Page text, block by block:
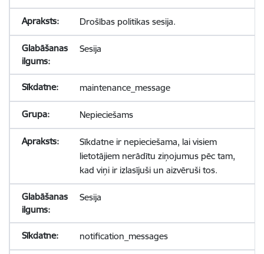
Drošības politikas sesija.
Sesija
maintenance_message
Nepieciešams
Sīkdatne ir nepieciešama, lai visiem
lietotājiem nerādītu ziņojumus pēc tam,
kad viņi ir izlasījuši un aizvēruši tos.
Sesija
notification_messages